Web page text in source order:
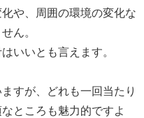
や、周囲の環境の変化な
ん。
いいとも言えます。
すが、どれも一回当たり
ところも魅力的ですよ